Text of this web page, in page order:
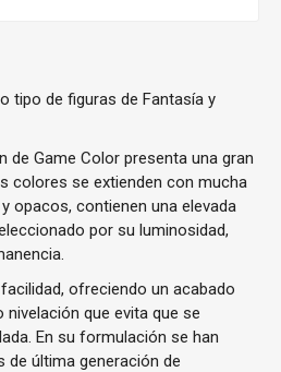
tipo de figuras de Fantasía y
de Game Color presenta una gran
colores se extienden con mucha
opacos, contienen una elevada
por su luminosidad,
ofreciendo un acabado
que evita que se
En su formulación se han
de última generación de